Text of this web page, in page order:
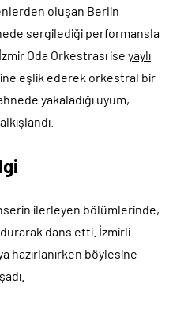
oluşan Berlin
sergilediği performansla
Oda Orkestrası ise yaylı
eşlik ederek orkestral bir
yakaladığı uyum,
ilerleyen bölümlerinde,
dans etti. İzmirli
hazırlanırken böylesine